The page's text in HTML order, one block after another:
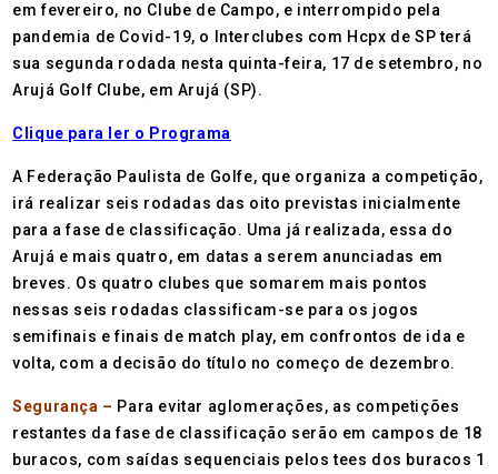
em fevereiro, no Clube de Campo, e interrompido pela
pandemia de Covid-19, o Interclubes com Hcpx de SP terá
sua segunda rodada nesta quinta-feira, 17 de setembro, no
Arujá Golf Clube, em Arujá (SP).
Clique para ler o Programa
A Federação Paulista de Golfe, que organiza a competição,
irá realizar seis rodadas das oito previstas inicialmente
para a fase de classificação. Uma já realizada, essa do
Arujá e mais quatro, em datas a serem anunciadas em
breves. Os quatro clubes que somarem mais pontos
nessas seis rodadas classificam-se para os jogos
semifinais e finais de match play, em confrontos de ida e
volta, com a decisão do título no começo de dezembro.
Segurança – Para evitar aglomerações, as competições
restantes da fase de classificação serão em campos de 18
buracos, com saídas sequenciais pelos tees dos buracos 1